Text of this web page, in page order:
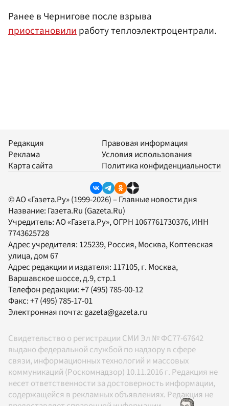
Ранее в Чернигове после взрыва
приостановилиработу теплоэлектроцентрали.
Редакция
Реклама
Карта сайта
Правовая информация
Условия использования
Политика конфиденциальности
© АО «Газета.Ру» (1999-2026) – Главные новости дня
Название: Газета.Ru (Gazeta.Ru)
Учредитель:АО «Газета.Ру», ОГРН 1067761730376, ИНН
7743625728
Адрес учредителя: 125239, Россия, Москва, Коптевская
улица, дом 67
Адрес редакции и издателя: 117105, г. Москва,
Варшавское шоссе, д.9, стр.1
Телефон редакции:+7 (495) 785-00-12
Факс:+7 (495) 785-17-01
Электронная почта:gazeta@gazeta.ru
Свидетельство о регистрации СМИ Эл № ФС77-67642
выдано федеральной службой по надзору в сфере
связи, информационных технологий и массовых
коммуникаций (Роскомнадзор) 10.11.2016 г. Редакция не
несет ответственности за достоверность информации,
содержащейся в рекламных объявлениях. Редакция не